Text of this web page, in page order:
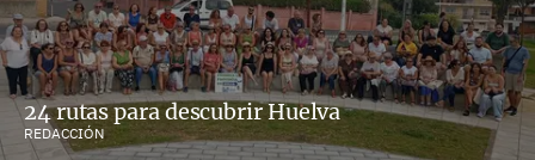
24 rutas para descubrir Huelva
REDACCIÓN